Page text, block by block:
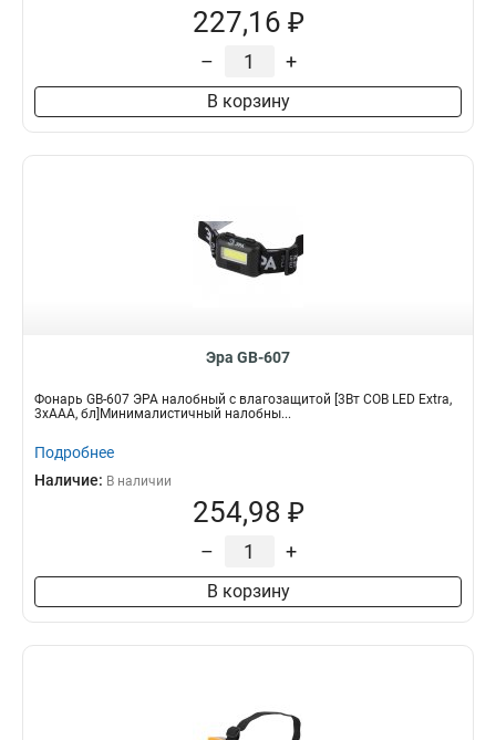
227,16 ₽
– +
В корзину
Эра GB-607
Фонарь GB-607 ЭРА налобный с влагозащитой [3Вт COB LED Extra,
3хААА, бл]Минималистичный налобны...
Подробнее
Наличие: В наличии
254,98 ₽
– +
В корзину